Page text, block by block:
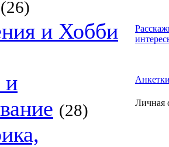
(26)
и Хобби
и
(28) Личная